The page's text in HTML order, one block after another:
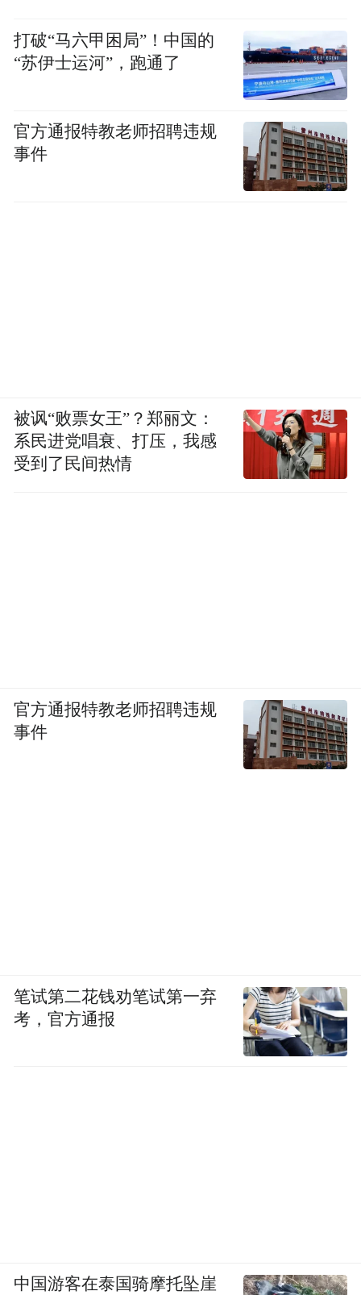
打破“马六甲困局”！中国的
“苏伊士运河”，跑通了
官方通报特教老师招聘违规
事件
被讽“败票女王”？郑丽文：
系民进党唱衰、打压，我感
受到了民间热情
官方通报特教老师招聘违规
事件
笔试第二花钱劝笔试第一弃
考，官方通报
中国游客在泰国骑摩托坠崖